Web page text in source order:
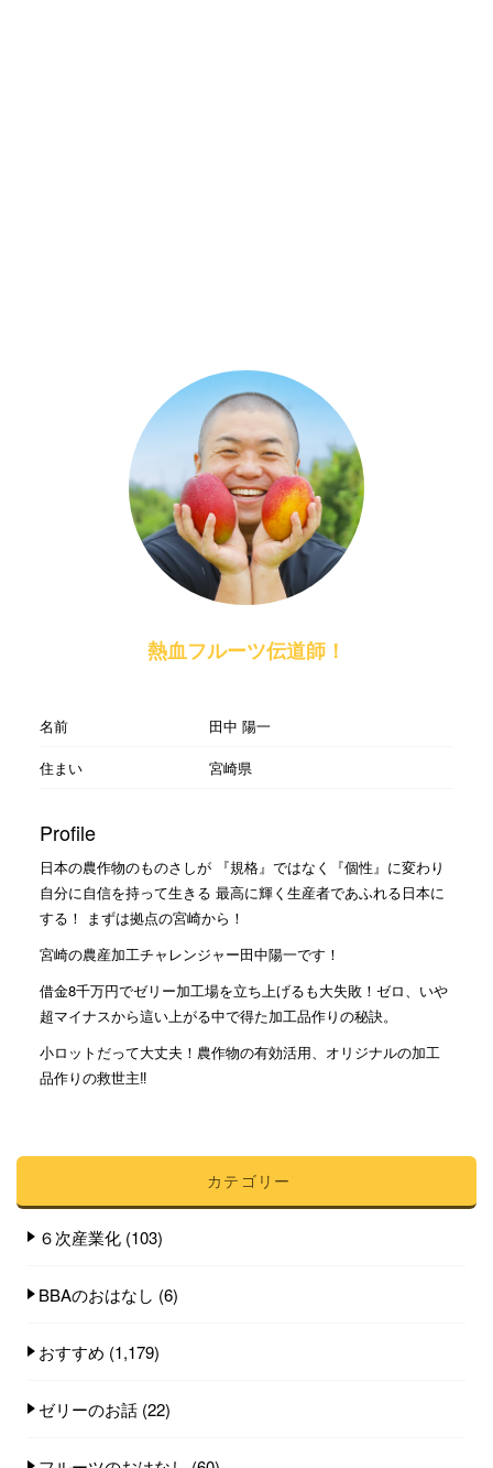
熱血フルーツ伝道師！
名前
田中 陽一
住まい
宮崎県
Profile
日本の農作物のものさしが 『規格』ではなく『個性』に変わり
自分に自信を持って生きる 最高に輝く生産者であふれる日本に
する！ まずは拠点の宮崎から！
宮崎の農産加工チャレンジャー田中陽一です！
借金8千万円でゼリー加工場を立ち上げるも大失敗！ゼロ、いや
超マイナスから這い上がる中で得た加工品作りの秘訣。
小ロットだって大丈夫！農作物の有効活用、オリジナルの加工
品作りの救世主‼︎
カテゴリー
６次産業化 (103)
BBAのおはなし (6)
おすすめ (1,179)
ゼリーのお話 (22)